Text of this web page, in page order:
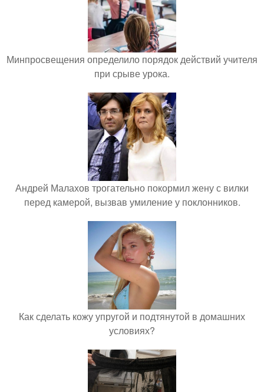
Минпросвещения определило порядок действий учителя
при срыве урока.
Андрей Малахов трогательно покормил жену с вилки
перед камерой, вызвав умиление у поклонников.
Как сделать кожу упругой и подтянутой в домашних
условиях?